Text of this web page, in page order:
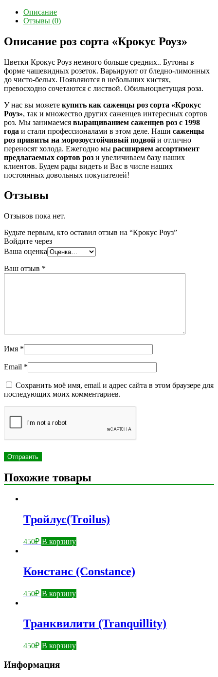
Описание
Отзывы (0)
Описание роз сорта «Крокус Роуз»
Цветки Крокус Роуз немного больше средних.. Бутоны в
форме чашевидных розеток. Варьируют от бледно-лимонных
до чисто-белых. Появляются в небольших кистях,
превосходно сочетаются с листвой. Обильноцветущая роза.
У нас вы можете купить как саженцы роз сорта «Крокус
Роуз», так и множество других саженцев интересных сортов
роз. Мы занимаемся выращиванием саженцев роз с 1998
года и стали профессионалами в этом деле. Наши саженцы
роз привиты на морозоустойчивый подвой и отлично
переносят холода. Ежегодно мы расширяем ассортимент
предлагаемых сортов роз и увеличиваем базу наших
клиентов. Будем рады видеть и Вас в числе наших
постоянных довольных покупателей!
Отзывы
Отзывов пока нет.
Будьте первым, кто оставил отзыв на “Крокус Роуз”
Войдите через
Ваша оценка
Ваш отзыв *
Имя *
Email *
Сохранить моё имя, email и адрес сайта в этом браузере для
последующих моих комментариев.
Похожие товары
Тройлус(Troilus)
450₽ В корзину
Констанс (Constance)
450₽ В корзину
Транквилити (Tranquillity)
450₽ В корзину
Информация